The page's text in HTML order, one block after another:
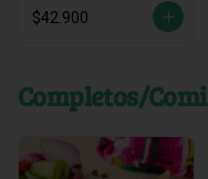
$42.900
Completos/